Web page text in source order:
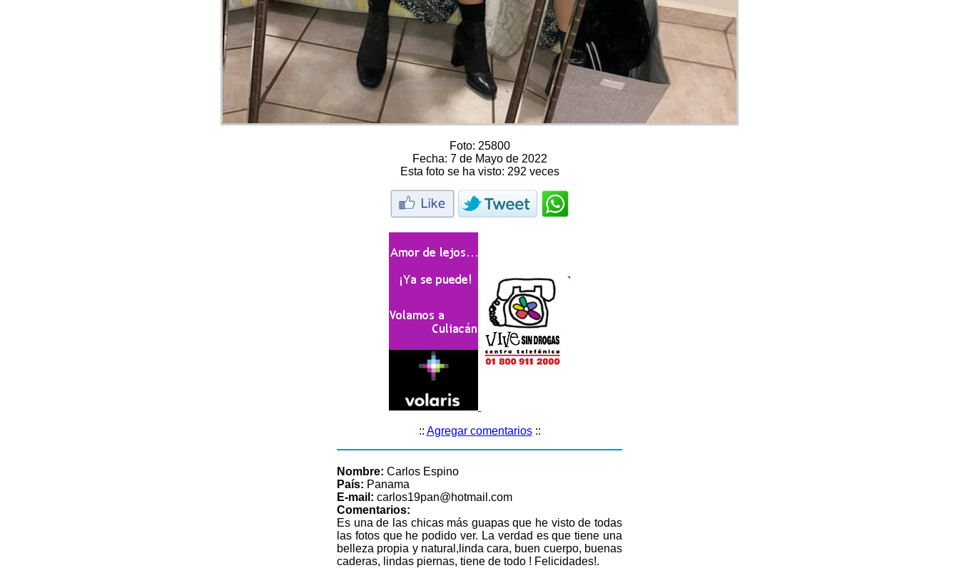
Foto: 25800
Fecha: 7 de Mayo de 2022
Esta foto se ha visto: 292 veces
:: Agregar comentarios::
Nombre: Carlos Espino
País: Panama
E-mail: carlos19pan@hotmail.com
Comentarios:
Es una de las chicas más guapas que he visto de todas
las fotos que he podido ver. La verdad es que tiene una
belleza propia y natural,linda cara, buen cuerpo, buenas
caderas, lindas piernas, tiene de todo ! Felicidades!.